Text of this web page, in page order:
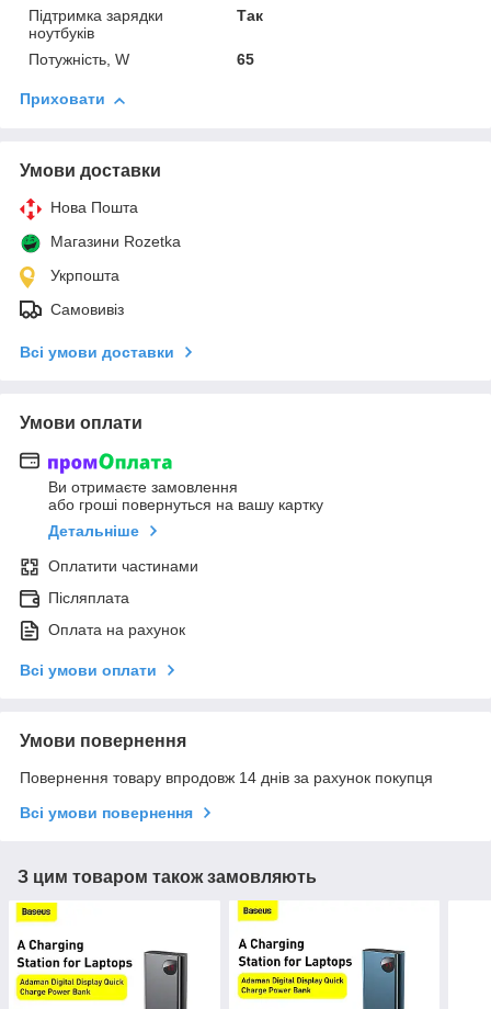
Підтримка зарядки
ноутбуків
Так
Потужність, W 65
Приховати
Умови доставки
Нова Пошта
Магазини Rozetka
Укрпошта
Самовивіз
Всі умови доставки
Умови оплати
Ви отримаєте замовлення
або гроші повернуться на вашу картку
Детальніше
Оплатити частинами
Післяплата
Оплата на рахунок
Всі умови оплати
Умови повернення
Повернення товару впродовж 14 днів за рахунок покупця
Всі умови повернення
З цим товаром також замовляють